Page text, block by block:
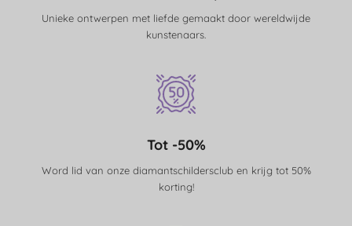
Unieke ontwerpen met liefde gemaakt door wereldwijde
kunstenaars.
Tot -50%
Word lid van onze diamantschildersclub en krijg tot 50%
korting!